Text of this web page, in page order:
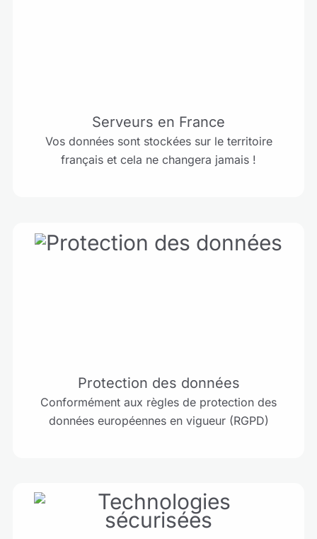
Serveurs en France
Vos données sont stockées sur le territoire
français et cela ne changera jamais !
Protection des données
Conformément aux règles de protection des
données européennes en vigueur (RGPD)